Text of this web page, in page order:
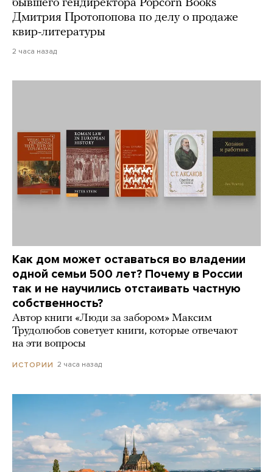
бывшего гендиректора Popcorn Books
Дмитрия Протопопова по делу о продаже
квир-литературы
2 часа назад
Как дом может оставаться во владении
одной семьи 500 лет? Почему в России
так и не научились отстаивать частную
собственность?
Автор книги «Люди за забором» Максим
Трудолюбов советует книги, которые отвечают
на эти вопросы
ИСТОРИИ 2 часа назад